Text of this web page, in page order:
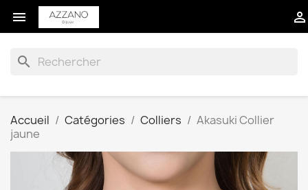
 
search
Accueil Catégories Colliers
Akasuki Collier
jaune